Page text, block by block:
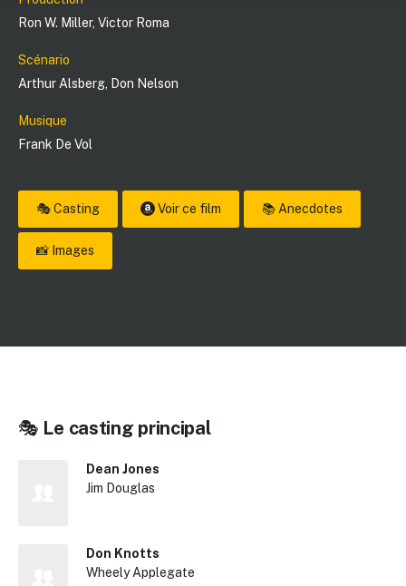
Ron W. Miller, Victor Roma
Scénario
Arthur Alsberg Don Nelson
Musique
Frank De Vol
🎭 Casting Voir ce film 📚 Anecdotes
📸 Images
🎭 Le casting principal
Dean Jones
Jim Douglas
Don Knotts
Wheely Applegate